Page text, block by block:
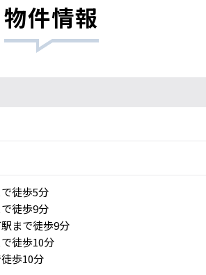
物件情報
徒歩5分
徒歩9分
まで徒歩9分
徒歩10分
歩10分